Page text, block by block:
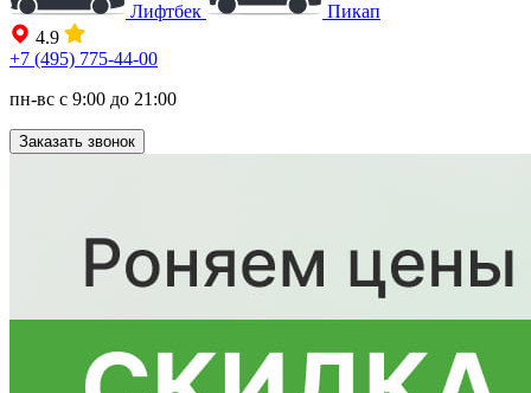
Лифтбек
Пикап
4.9
+7 (495) 775-44-00
пн-вс с 9:00 до 21:00
Заказать звонок